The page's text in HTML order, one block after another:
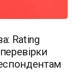
Rating